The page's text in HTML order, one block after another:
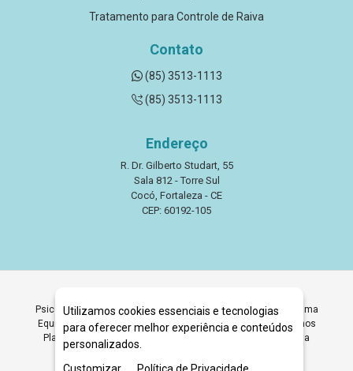
Tratamento para Controle de Raiva
Contato
(85) 3513-1113
(85) 3513-1113
Endereço
R. Dr. Gilberto Studart, 55
Sala 812 - Torre Sul
Cocó, Fortaleza - CE
CEP: 60192-105
Psicólogo para Adolescentes em Fortaleza. Contamos com uma
Equipe Especializada e Atendimento Humanizado. Oferecemos
Plantão Psicológico com Atendimento Imediato. Agende Sua
Utilizamos cookies essenciais e tecnologias
para oferecer melhor experiência e conteúdos
personalizados.